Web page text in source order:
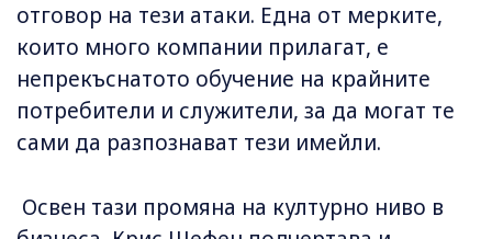
отговор на тези атаки. Една от мерките,
които много компании прилагат, е
непрекъснатото обучение на крайните
потребители и служители, за да могат те
сами да разпознават тези имейли.
Освен тази промяна на културно ниво в